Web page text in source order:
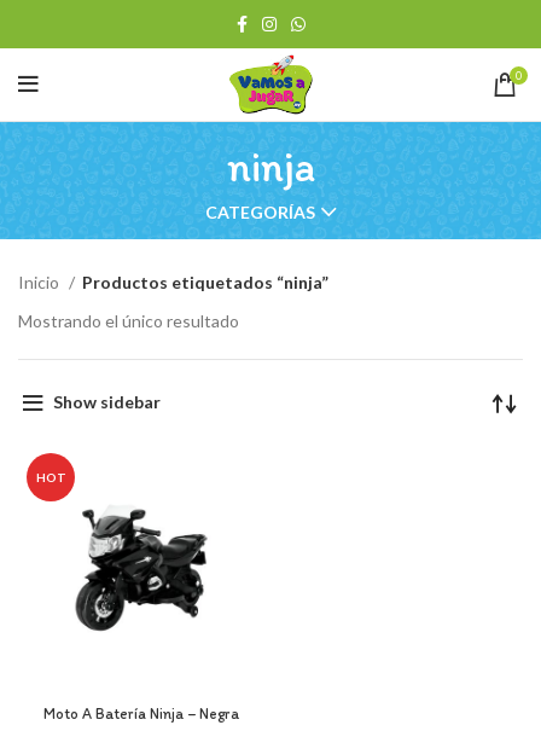
0
ninja
CATEGORÍAS
Inicio
Productos etiquetados “ninja”
Mostrando el único resultado
Show sidebar
HOT
Moto A Batería Ninja – Negra